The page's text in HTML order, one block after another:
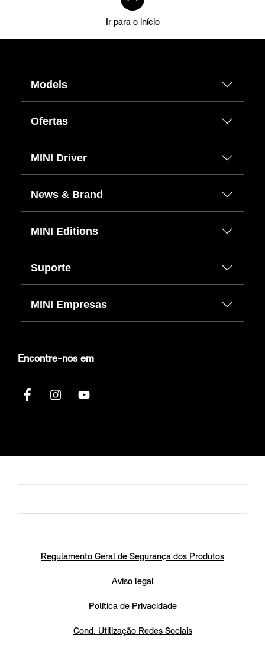
Ir para o início
Models
Ofertas
MINI Driver
News & Brand
MINI Editions
Suporte
MINI Empresas
Encontre-nos em
Regulamento Geral de Segurança dos Produtos
Aviso legal
Política de Privacidade
Cond. Utilização Redes Sociais